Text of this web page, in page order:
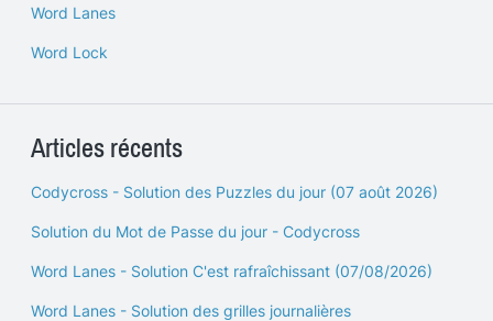
Word Lanes
Word Lock
Articles récents
Codycross - Solution des Puzzles du jour (07 août 2026)
Solution du Mot de Passe du jour - Codycross
Word Lanes - Solution C'est rafraîchissant (07/08/2026)
Word Lanes - Solution des grilles journalières